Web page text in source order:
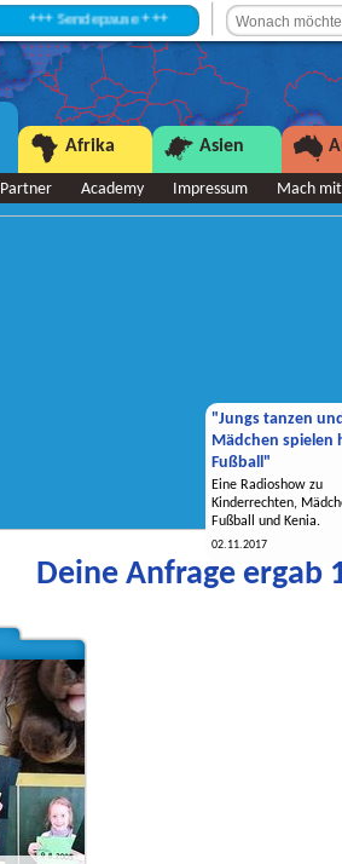
+++ Sendepause +++
Afrika
Asien
Partner Academy Impressum Mach mit
"Jungs tanzen
Mädchen spielen
Fußball"
Eine Radioshow zu
Kinderrechten,
Fußball und Kenia.
02.11.2017
Deine Anfrage ergab